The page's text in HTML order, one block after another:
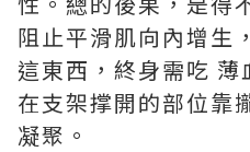
阻止平滑肌向內增生
這東西，終身需吃
在支架撑開的部位靠
凝聚。